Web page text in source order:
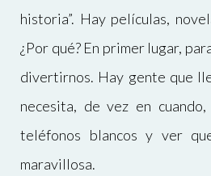
historia”. Hay películas,
¿Por qué? En primer lugar,
divertirnos. Hay gente que
necesita, de vez en
teléfonos blancos y ver
maravillosa.